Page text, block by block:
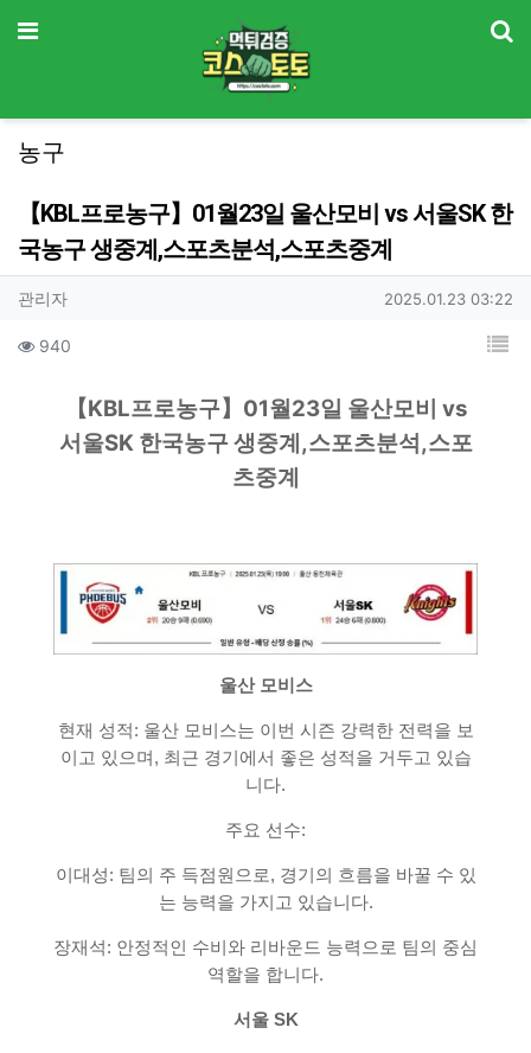
메뉴
농구
【KBL프로농구】01월23일 울산모비 vs 서울SK 한
국농구 생중계,스포츠분석,스포츠중계
작성자 정보
관리자작성 작성일
2025.01.23 03:22
컨텐츠 정보
940 목
【KBL프로농구】01월23일 울산모비 vs
서울SK 한국농구 생중계,스포츠분석,스포
츠중계
울산 모비스
현재 성적: 울산 모비스는 이번 시즌 강력한 전력을 보
이고 있으며, 최근 경기에서 좋은 성적을 거두고 있습
니다.
주요 선수:
이대성: 팀의 주 득점원으로, 경기의 흐름을 바꿀 수 있
는 능력을 가지고 있습니다.
장재석: 안정적인 수비와 리바운드 능력으로 팀의 중심
역할을 합니다.
서울 SK